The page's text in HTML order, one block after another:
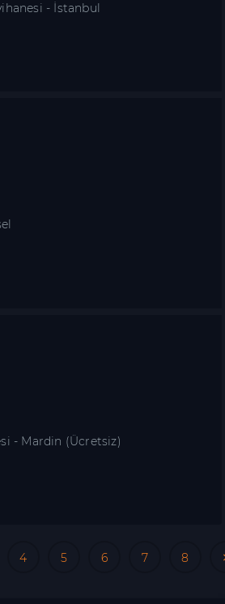
- İstanbul
- Mardin (Ücretsiz)
4 5 6 7 8